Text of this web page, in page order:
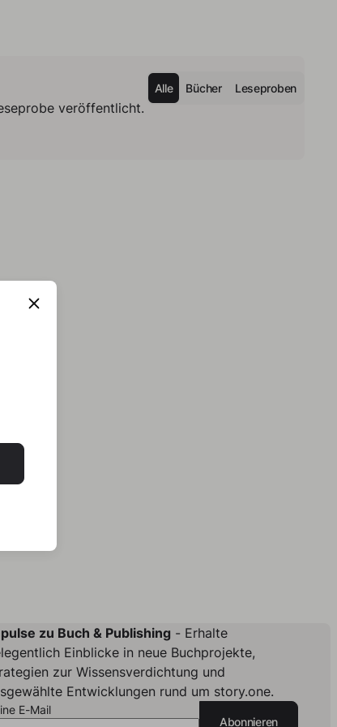
Alle Bücher Leseproben
veröffentlicht.
zu Buch & Publishing- Erhalte
Einblicke in neue Buchprojekte,
zur Wissensverdichtung und
Entwicklungen rund um story.one.
E-Mail
Abonnieren